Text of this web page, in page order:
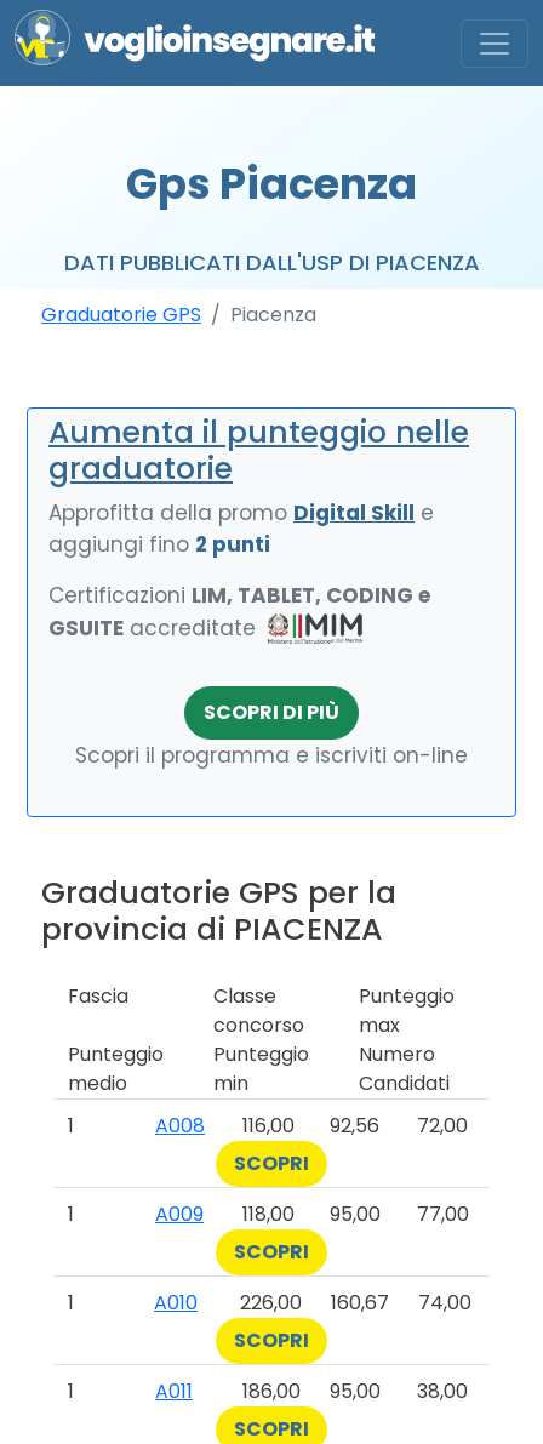
Gps Piacenza
DATI PUBBLICATI DALL'USP DI PIACENZA
Graduatorie GPS Piacenza
Aumenta il punteggio nelle
graduatorie
Approfitta della promo Digital Skill e
aggiungi fino 2 punti
Certificazioni LIM, TABLET, CODING e
GSUITE accreditate
SCOPRI DI PIÙ
Scopri il programma e iscriviti on-line
Graduatorie GPS per la
provincia di PIACENZA
Fascia
Classe
concorso
Punteggio
max
Punteggio
medio
Punteggio
min
Numero
Candidati
1
A008 116,00 92,56
72,00
SCOPRI
1
A009 118,00 95,00
77,00
SCOPRI
1
A010 226,00 160,67
74,00
SCOPRI
1
A011 186,00 95,00
38,00
SCOPRI